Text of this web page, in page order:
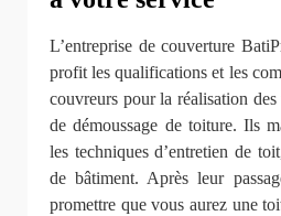
L’entreprise de couverture
profit les qualifications et les
couvreurs pour la réalisation
de démoussage de toiture. Ils
les techniques d’entretien de
de bâtiment. Après leur
promettre que vous aurez une